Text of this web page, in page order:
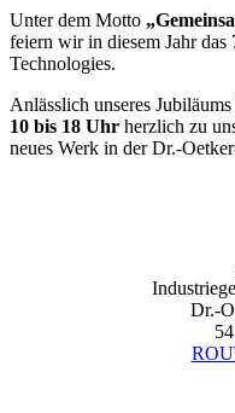
Unter dem Motto
feiern wir in diesem Jahr
Technologies.
Anlässlich unseres
10 bis 18 Uhr herzlich zu
neues Werk in der Dr.-
Dr.-